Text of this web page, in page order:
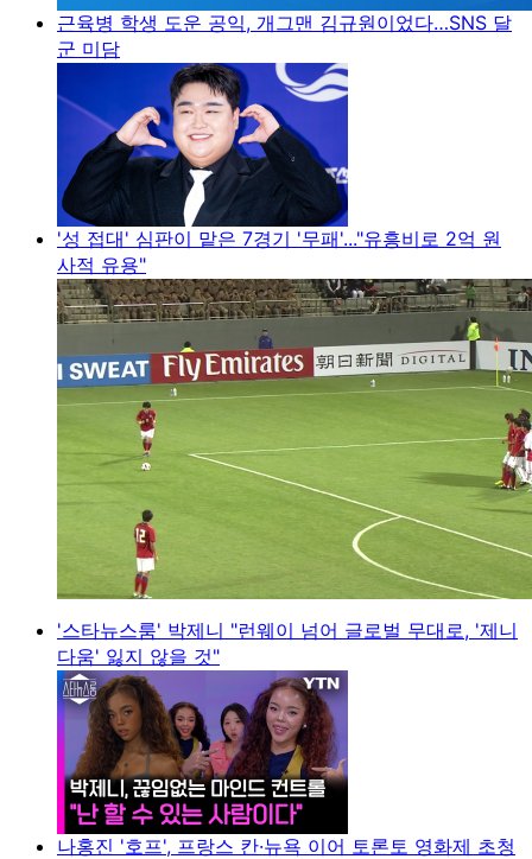
근육병 학생 도운 공익, 개그맨 김규원이었다…SNS 달
군 미담
'성 접대' 심판이 맡은 7경기 '무패'..."유흥비로 2억 원
사적 유용"
'스타뉴스룸' 박제니 "런웨이 넘어 글로벌 무대로, '제니
다움' 잃지 않을 것"
나홍진 '호프', 프랑스 칸·뉴욕 이어 토론토 영화제 초청